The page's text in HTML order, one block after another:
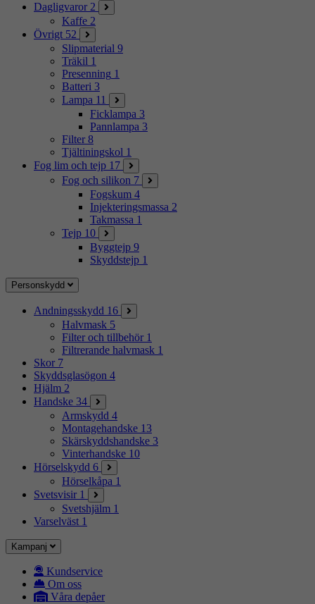
Dagligvaror 2
Kaffe 2
Övrigt 52
Slipmaterial 9
Träkil 1
Presenning 1
Batteri 3
Lampa 11
Ficklampa 3
Pannlampa 3
Filter 8
Tjältiningskol 1
Fog lim och tejp 17
Fog och silikon 7
Fogskum 4
Injekteringsmassa 2
Takmassa 1
Tejp 10
Byggtejp 9
Skyddstejp 1
Personskydd
Andningsskydd 16
Halvmask 5
Filter och tillbehör 1
Filtrerande halvmask 1
Skor 7
Skyddsglasögon 4
Hjälm 2
Handske 34
Armskydd 4
Montagehandske 13
Skärskyddshandske 3
Vinterhandske 10
Hörselskydd 6
Hörselkåpa 1
Svetsvisir 1
Svetshjälm 1
Varselväst 1
Kampanj
Kundservice
Om oss
Våra depåer